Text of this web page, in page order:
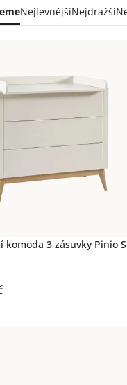
NejlevnějšíNejdražší
komoda 3 zásuvky Pinio